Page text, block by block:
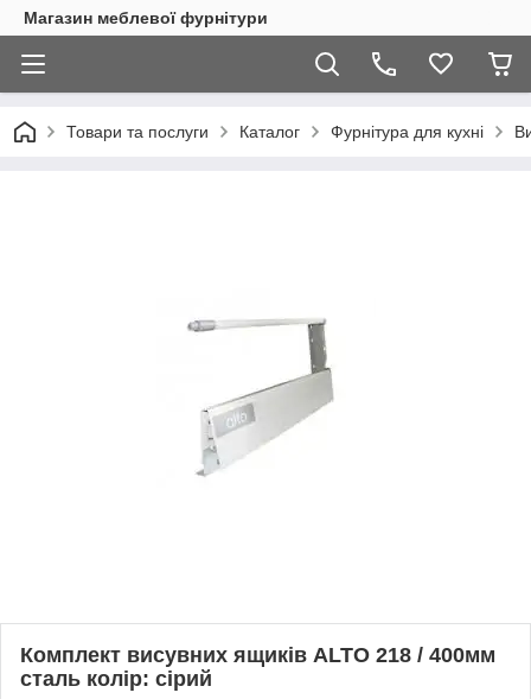
Магазин меблевої фурнітури
Товари та послуги Каталог Фурнітура для кухні
Комплект висувних ящиків ALTO 218 / 400мм
сталь колір: сірий